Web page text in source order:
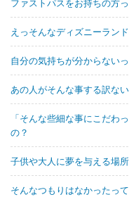
ファストパスをお持ちの方
えっそんなディズニーラン
自分の気持ちが分からない
あの人がそんな事する訳な
「そんな些細な事にこだわ
の？
子供や大人に夢を与える場
そんなつもりはなかったっ